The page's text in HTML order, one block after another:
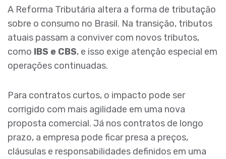
A Reforma Tributária altera a forma de tributação
sobre o consumo no Brasil. Na transição, tributos
atuais passam a conviver com novos tributos,
como IBS e CBS, e isso exige atenção especial em
operações continuadas.
Para contratos curtos, o impacto pode ser
corrigido com mais agilidade em uma nova
proposta comercial. Já nos contratos de longo
prazo, a empresa pode ficar presa a preços,
cláusulas e responsabilidades definidos em uma